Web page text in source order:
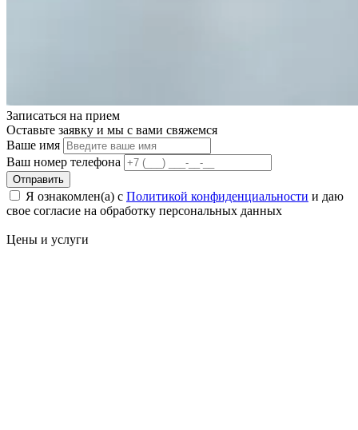
Записаться на прием
Оставьте заявку и мы с вами свяжемся
Ваше имя
Ваш номер телефона
Отправить
Я ознакомлен(а) с Политикой конфиденциальности и даю
свое cогласие на обработку персональных данных
Цены и услуги